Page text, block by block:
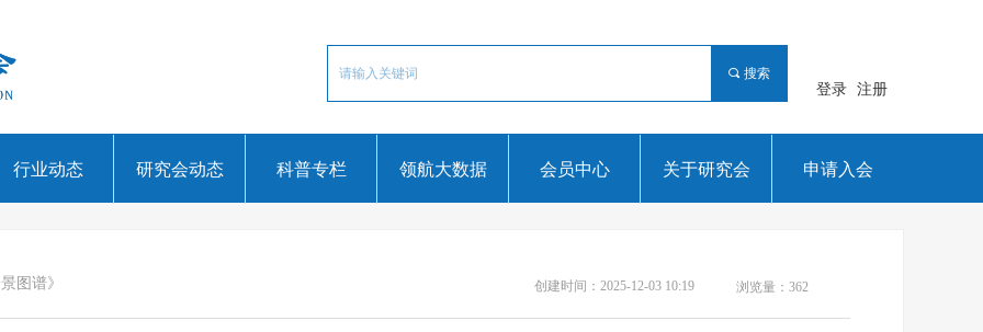
끠 搜索
登录 注册
行业动态 研究会动态 科普专栏 领航大数据 会员中心 关于研究会 申请入会
图谱》 创建时间： 2025-12-03 10:19 浏览量： 362